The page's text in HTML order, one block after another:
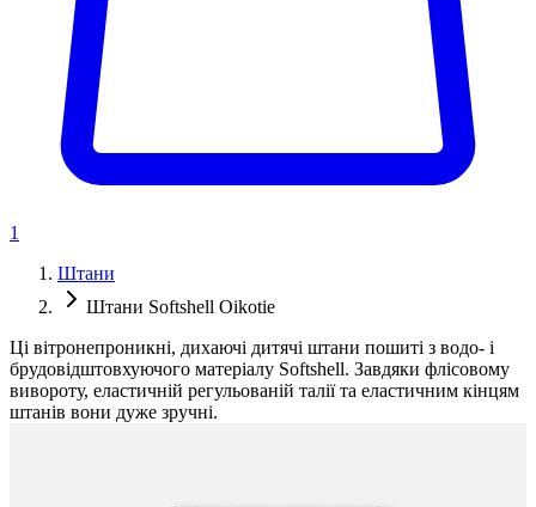
1
Штани
Штани Softshell Oikotie
Ці вітронепроникні, дихаючі дитячі штани пошиті з водо- і
брудовідштовхуючого матеріалу Softshell. Завдяки флісовому
вивороту, еластичній регульованій талії та еластичним кінцям
штанів вони дуже зручні.